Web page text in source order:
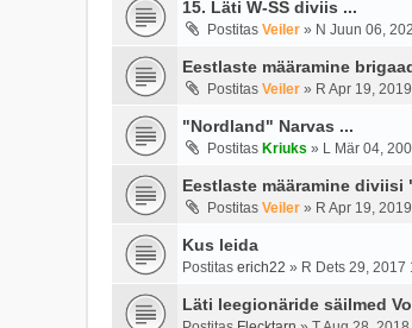
15. Läti W-SS diviis ...
Postitas Veiler » N Juun 06,
Eestlaste määramine
Postitas Veiler » R Apr 19,
"Nordland" Narvas ...
Postitas Kriuks » L Mär 04,
Eestlaste määramine
Postitas Veiler » R Apr 19,
Kus leida
Postitas erich22 » R Dets 29, 2017
Läti leegionäride säilmed